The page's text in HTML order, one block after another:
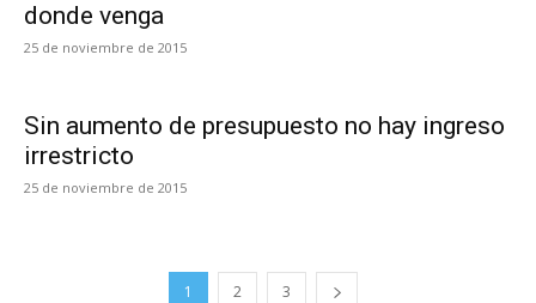
donde venga
25 de noviembre de 2015
Sin aumento de presupuesto no hay ingreso
irrestricto
25 de noviembre de 2015
1 2 3